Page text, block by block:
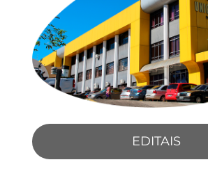
EDITAIS